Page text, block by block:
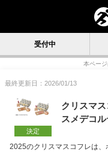
受付中
本ペー
最終更新日：2026/01/13
決定
クリスマ
スメデコ
2025のクリスマスコフレは、